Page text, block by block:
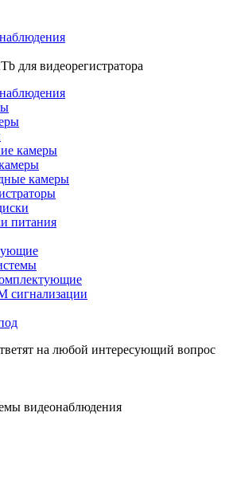
для видеорегистратора
камеры
камеры
питания
сигнализации
на любой интересующий вопрос